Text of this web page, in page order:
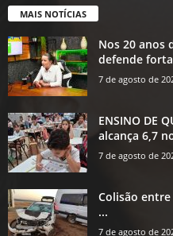
MAIS NOTÍCIAS
Nos 20 anos
defende
7 de agosto de
ENSINO DE
alcança 6,7
7 de agosto de
Colisão
...
7 de agosto de